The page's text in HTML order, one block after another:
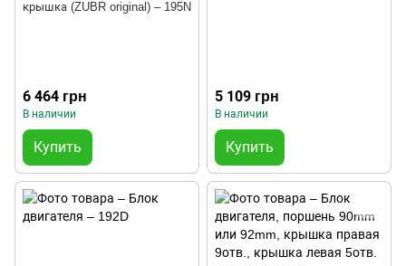
крышка (ZUBR original) – 195N
6 464 грн
В наличии
Купить
5 109 грн
В наличии
Купить